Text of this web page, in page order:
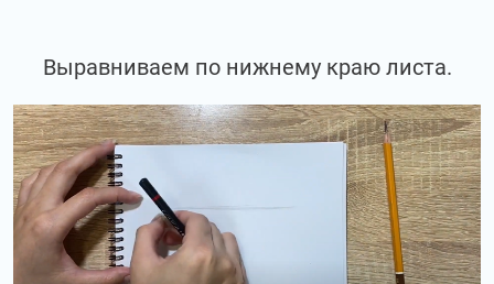
Выравниваем по нижнему краю листа.